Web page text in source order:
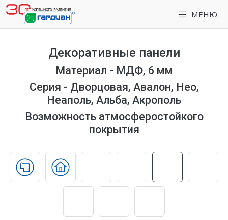
МЕНЮ
Декоративные панели
Материал - МДФ, 6 мм
Серия - Дворцовая, Авалон, Нео,
Неаполь, Альба, Акрополь
Возможность атмосферостойкого
покрытия